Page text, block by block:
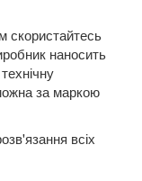
скористайтесь
наносить
за маркою
всіх